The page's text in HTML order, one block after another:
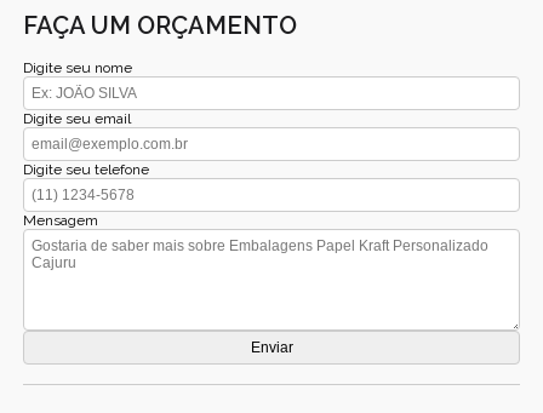
FAÇA UM ORÇAMENTO
Digite seu nome
Digite seu email
Digite seu telefone
Mensagem